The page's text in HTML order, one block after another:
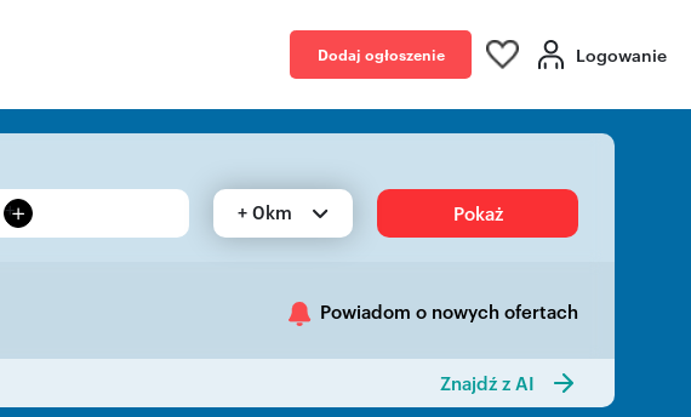
Dodaj ogłoszenie Logowanie
+ + 0km Pokaż
Powiadom o nowych ofertach
Znajdź z AI